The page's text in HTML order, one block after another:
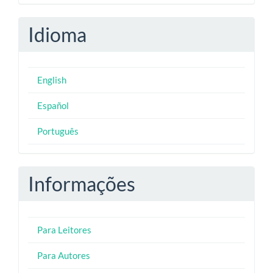
Idioma
English
Español
Português
Informações
Para Leitores
Para Autores